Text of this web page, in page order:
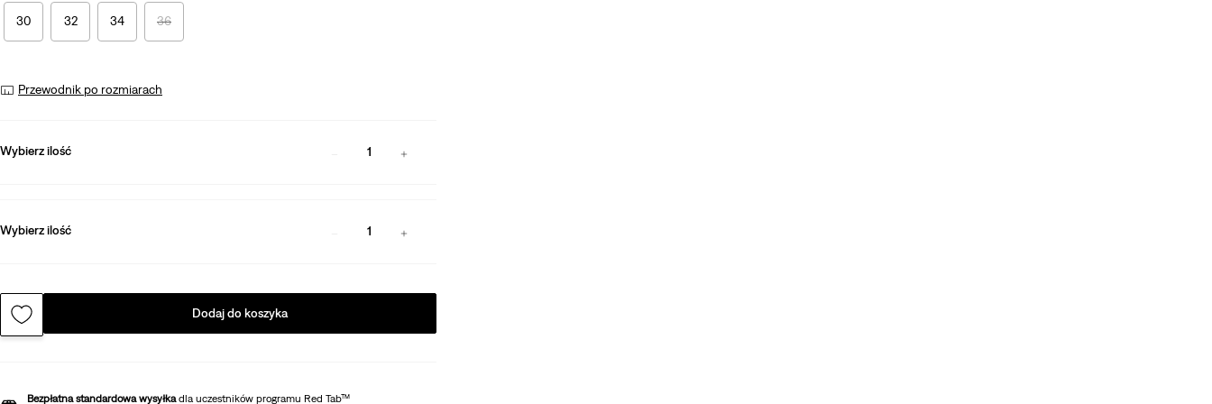
30 32 34 36
Przewodnik po rozmiarach
Wybierz ilość 1
Wybierz ilość 1
Dodaj do koszyka
Bezpłatna standardowa wysyłkadla uczestników programu Red Tab™